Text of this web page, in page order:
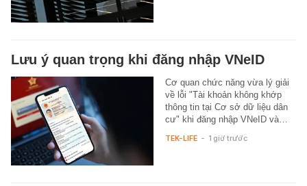
Lưu ý quan trọng khi đăng nhập VNeID
Cơ quan chức năng vừa lý giải
về lỗi "Tài khoản không khớp
thông tin tại Cơ sở dữ liệu dân
cư" khi đăng nhập VNeID và…
TEK-LIFE - 1 giờ trước